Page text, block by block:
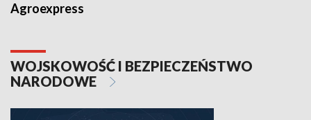
Agroexpress
WOJSKOWOŚĆ I BEZPIECZEŃSTWO
NARODOWE